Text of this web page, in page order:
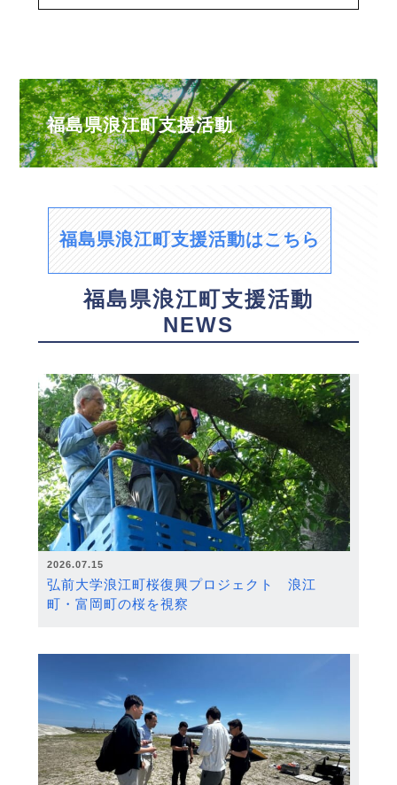
福島県浪江町支援活動
福島県浪江町支援活動はこちら
福島県浪江町支援活動
NEWS
2026.07.15
弘前大学浪江町桜復興プロジェクト 浪江
町・富岡町の桜を視察